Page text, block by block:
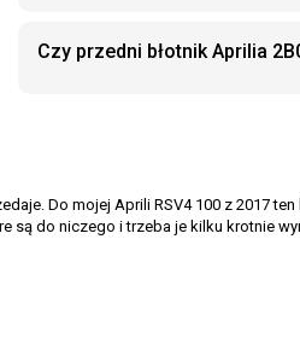
Czy przedni błotnik Aprilia
Do mojej Aprili RSV4 100 z 2017
do niczego i trzeba je kilku krotnie